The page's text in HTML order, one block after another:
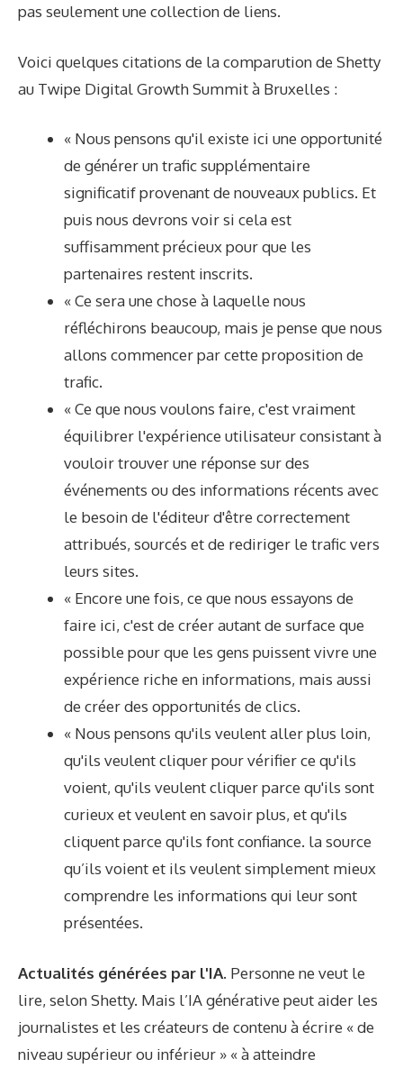
pas seulement une collection de liens.
Voici quelques citations de la comparution de Shetty
au Twipe Digital Growth Summit à Bruxelles :
« Nous pensons qu'il existe ici une opportunité
de générer un trafic supplémentaire
significatif provenant de nouveaux publics. Et
puis nous devrons voir si cela est
suffisamment précieux pour que les
partenaires restent inscrits.
« Ce sera une chose à laquelle nous
réfléchirons beaucoup, mais je pense que nous
allons commencer par cette proposition de
trafic.
« Ce que nous voulons faire, c'est vraiment
équilibrer l'expérience utilisateur consistant à
vouloir trouver une réponse sur des
événements ou des informations récents avec
le besoin de l'éditeur d'être correctement
attribués, sourcés et de rediriger le trafic vers
leurs sites.
« Encore une fois, ce que nous essayons de
faire ici, c'est de créer autant de surface que
possible pour que les gens puissent vivre une
expérience riche en informations, mais aussi
de créer des opportunités de clics.
« Nous pensons qu'ils veulent aller plus loin,
qu'ils veulent cliquer pour vérifier ce qu'ils
voient, qu'ils veulent cliquer parce qu'ils sont
curieux et veulent en savoir plus, et qu'ils
cliquent parce qu'ils font confiance. la source
qu’ils voient et ils veulent simplement mieux
comprendre les informations qui leur sont
présentées.
Actualités générées par l'IA. Personne ne veut le
lire, selon Shetty. Mais l’IA générative peut aider les
journalistes et les créateurs de contenu à écrire « de
niveau supérieur ou inférieur » « à atteindre